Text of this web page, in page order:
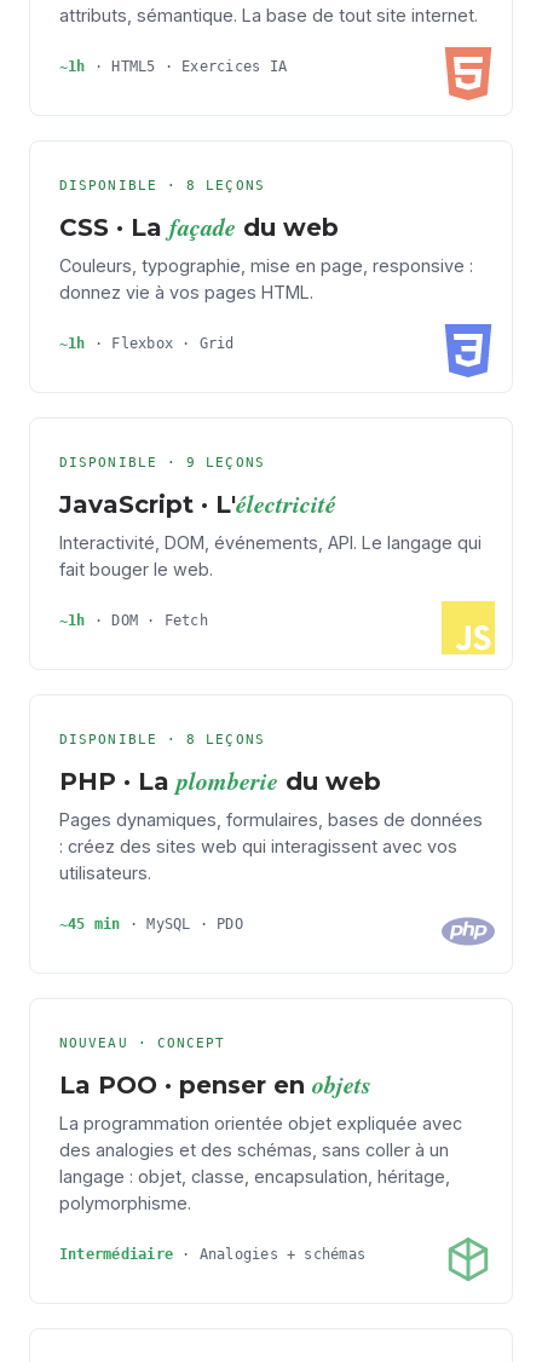
attributs, sémantique. La base de tout site internet.
~1h · HTML5 · Exercices IA
DISPONIBLE · 8 LEÇONS
CSS · La façade du web
Couleurs, typographie, mise en page, responsive :
donnez vie à vos pages HTML.
~1h · Flexbox · Grid
DISPONIBLE · 9 LEÇONS
JavaScript · L'électricité
Interactivité, DOM, événements, API. Le langage qui
fait bouger le web.
~1h · DOM · Fetch
DISPONIBLE · 8 LEÇONS
PHP · Laplomberie du web
Pages dynamiques, formulaires, bases de données
: créez des sites web qui interagissent avec vos
utilisateurs.
~45 min · MySQL · PDO
NOUVEAU · CONCEPT
La POO · penser en objets
La programmation orientée objet expliquée avec
des analogies et des schémas, sans coller à un
langage : objet, classe, encapsulation, héritage,
polymorphisme.
Intermédiaire · Analogies + schémas